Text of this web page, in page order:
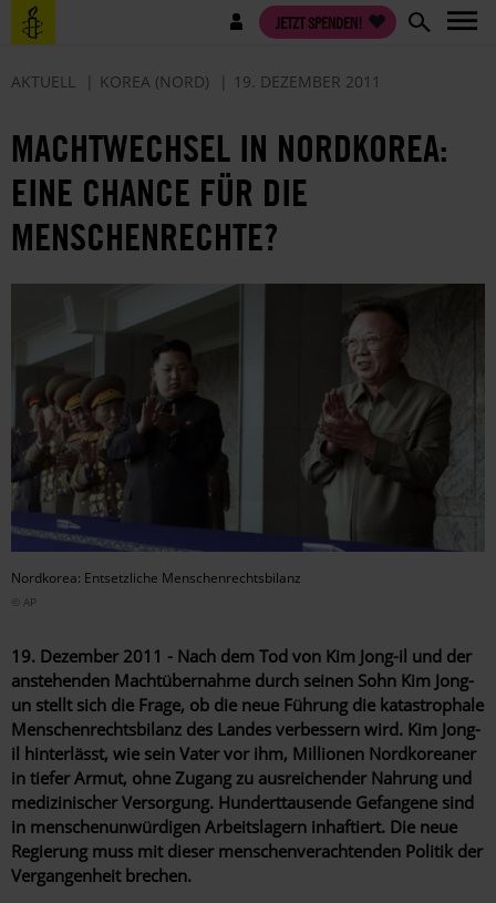
Direkt
zum
Benutzermenü JETZT SPENDEN!
AKTUELL KOREA (NORD) 19. DEZEMBER 2011
MACHTWECHSEL IN NORDKOREA:
EINE CHANCE FÜR DIE
MENSCHENRECHTE?
Nordkorea: Entsetzliche Menschenrechtsbilanz
© AP
19. Dezember 2011 - Nach dem Tod von Kim Jong-il und der
anstehenden Machtübernahme durch seinen Sohn Kim Jong-
un stellt sich die Frage, ob die neue Führung die katastrophale
Menschenrechtsbilanz des Landes verbessern wird. Kim Jong-
il hinterlässt, wie sein Vater vor ihm, Millionen Nordkoreaner
in tiefer Armut, ohne Zugang zu ausreichender Nahrung und
medizinischer Versorgung. Hunderttausende Gefangene sind
in menschenunwürdigen Arbeitslagern inhaftiert. Die neue
Regierung muss mit dieser menschenverachtenden Politik der
Vergangenheit brechen.